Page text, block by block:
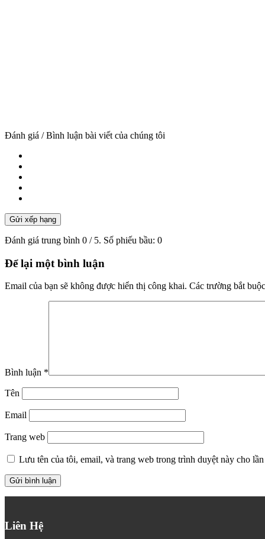
Đánh giá / Bình luận bài viết của chúng tôi
Gửi xếp hạng
Đánh giá trung bình 0 / 5. Số phiếu bầu: 0
Để lại một bình luận
Email của bạn sẽ không được hiển thị công khai. Các trường bắt
Bình luận *
Tên
Email
Trang web
Lưu tên của tôi, email, và trang web trong trình duyệt này cho
Liên Hệ